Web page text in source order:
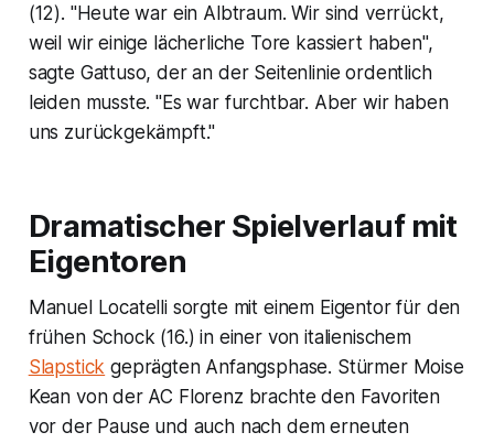
(12). "Heute war ein Albtraum. Wir sind verrückt,
weil wir einige lächerliche Tore kassiert haben",
sagte Gattuso, der an der Seitenlinie ordentlich
leiden musste. "Es war furchtbar. Aber wir haben
uns zurückgekämpft."
Dramatischer Spielverlauf mit
Eigentoren
Manuel Locatelli sorgte mit einem Eigentor für den
frühen Schock (16.) in einer von italienischem
Slapstick geprägten Anfangsphase. Stürmer Moise
Kean von der AC Florenz brachte den Favoriten
vor der Pause und auch nach dem erneuten